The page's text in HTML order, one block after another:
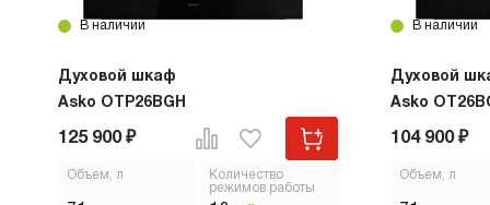
В наличии
Духовой шкаф
Asko OTP26BGH
125 900 ₽
Объем, л
Количество
режимов работы
В наличии
Духовой
Asko
104 900 ₽
Объем, л